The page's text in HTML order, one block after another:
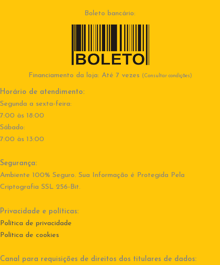
Boleto bancário:
Financiamento da loja: Até 7 vezes (Consultar condições)
Horário de atendimento:
Segunda a sexta-feira:
7:00 às 18:00
Sábado:
7:00 às 13:00
Segurança:
Ambiente 100% Seguro. Sua Informação é Protegida Pela
Criptografia SSL 256-Bit.
Privacidade e políticas:
Política de privacidade
Política de cookies
Canal para requisições de direitos dos titulares de dados: